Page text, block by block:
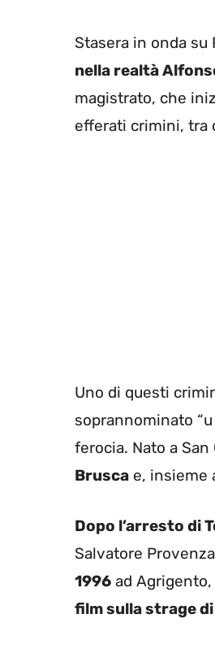
Stasera in onda su
nella realtà
magistrato, che
efferati crimini, tra
Uno di questi
soprannominato
ferocia. Nato a San
Brusca e, insieme
Dopo l’arresto di
Salvatore
1996 ad
film sulla strage di